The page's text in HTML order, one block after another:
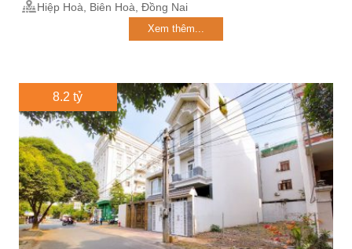
Hiệp Hoà, Biên Hoà, Đồng Nai
Xem thêm...
8.2 tỷ